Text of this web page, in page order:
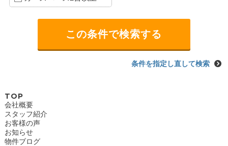
条件を指定し直して検索
TOP
会社概要
スタッフ紹介
お客様の声
お知らせ
物件ブログ